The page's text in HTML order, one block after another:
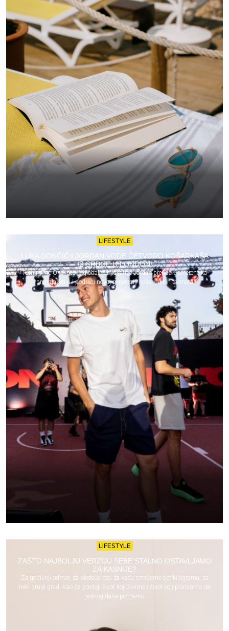
LIFESTYLE
LUKA DONČIĆ I JORDAN VODE ČETVORO KOŠARKAŠA
IZ SRBIJE U LONDON!
Turnir „The One“ deo je globalne inicijative Jordan brenda usmerene ka
pronalaženju i podršci novoj generaciji košarkaških talenata
LIFESTYLE
ZAŠTO NAJBOLJU VERZIJU SEBE STALNO OSTAVLJAMO
ZA KASNIJE?
Za godišnji odmor, za sledeće leto, za kada smršamo pet kilograma, za
neki drugi grad. Kao da postoji život koji živimo i život koji planiramo da
jednog dana počnemo